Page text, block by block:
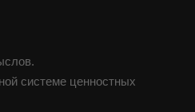
системе ценностных